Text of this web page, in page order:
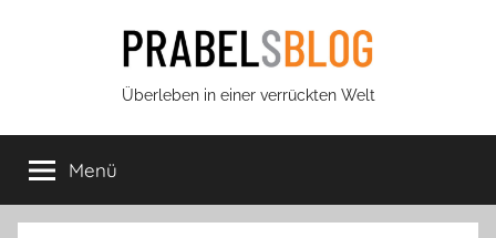
Prabels
Blog
Überleben in einer verrückten Welt
Menü